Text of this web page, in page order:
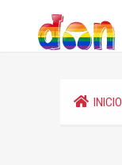
INICIO